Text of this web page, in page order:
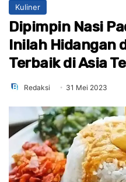
Kuliner
Dipimpin Nasi
Inilah Hidangan
Terbaik di Asia
Redaksi 31 Mei 2023